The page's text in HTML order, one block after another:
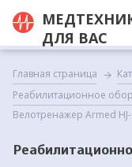
ДЛЯ ВАС
Главная страница
Реабилитационное
Велотренажер Armed HJ-